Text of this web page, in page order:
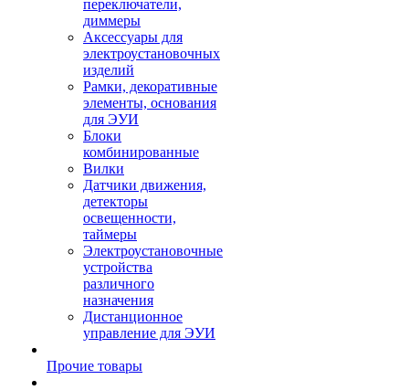
переключатели,
диммеры
Аксессуары для
электроустановочных
изделий
Рамки, декоративные
элементы, основания
для ЭУИ
Блоки
комбинированные
Вилки
Датчики движения,
детекторы
освещенности,
таймеры
Электроустановочные
устройства
различного
назначения
Дистанционное
управление для ЭУИ
Прочие товары